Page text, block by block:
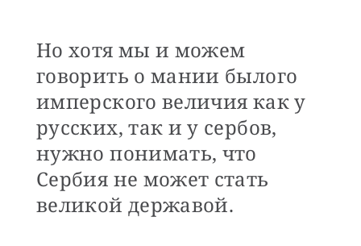
Но хотя мы и можем
говорить о мании былого
имперского величия как у
русских, так и у сербов,
нужно понимать, что
Сербия не может стать
великой державой.